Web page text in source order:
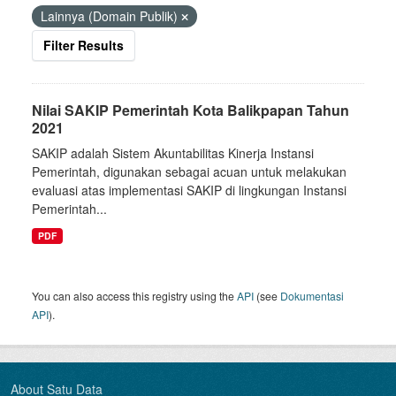
Lainnya (Domain Publik)
Filter Results
Nilai SAKIP Pemerintah Kota Balikpapan Tahun
2021
SAKIP adalah Sistem Akuntabilitas Kinerja Instansi
Pemerintah, digunakan sebagai acuan untuk melakukan
evaluasi atas implementasi SAKIP di lingkungan Instansi
Pemerintah...
PDF
You can also access this registry using theAPI (see Dokumentasi
API).
About Satu Data